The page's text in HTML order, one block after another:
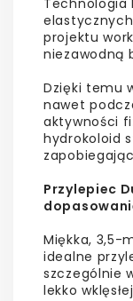
Technologia
projektu
niezawodną
Dzięki temu
nawet
aktywności
hydrokoloid
Przylepiec
Miękka, 3,5-
idealne
szczególnie
lekko